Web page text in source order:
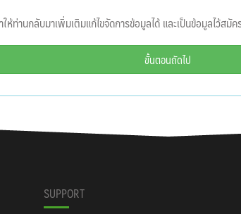
ห้ท่านกลับมาเพิ่มเติมแก้ไขจัดการข้อมูลได้ และเป็นข้อมูลไว้สมั
SUPPORT